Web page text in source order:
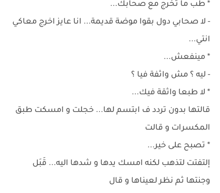
* طب ما تخرج مع صحابك...
- لا صحابي دول بقوا موضة قديمة... انا عايز اخرج معاكي
انتي...
* مينفعش...
- ليه ؟ مش واثفة فيا ؟
* لا طبعا واثقة فيك...
قالتها بدون تردد ف ابتسم لها... خجلت و امسكت طبق
المكسرات و قالت
* تصبح على خير...
إلتفتت لتذهب لكنه امسك يدها و شدها اليه... قَبَل
وجنتها ثم نظر لعيناها و قال